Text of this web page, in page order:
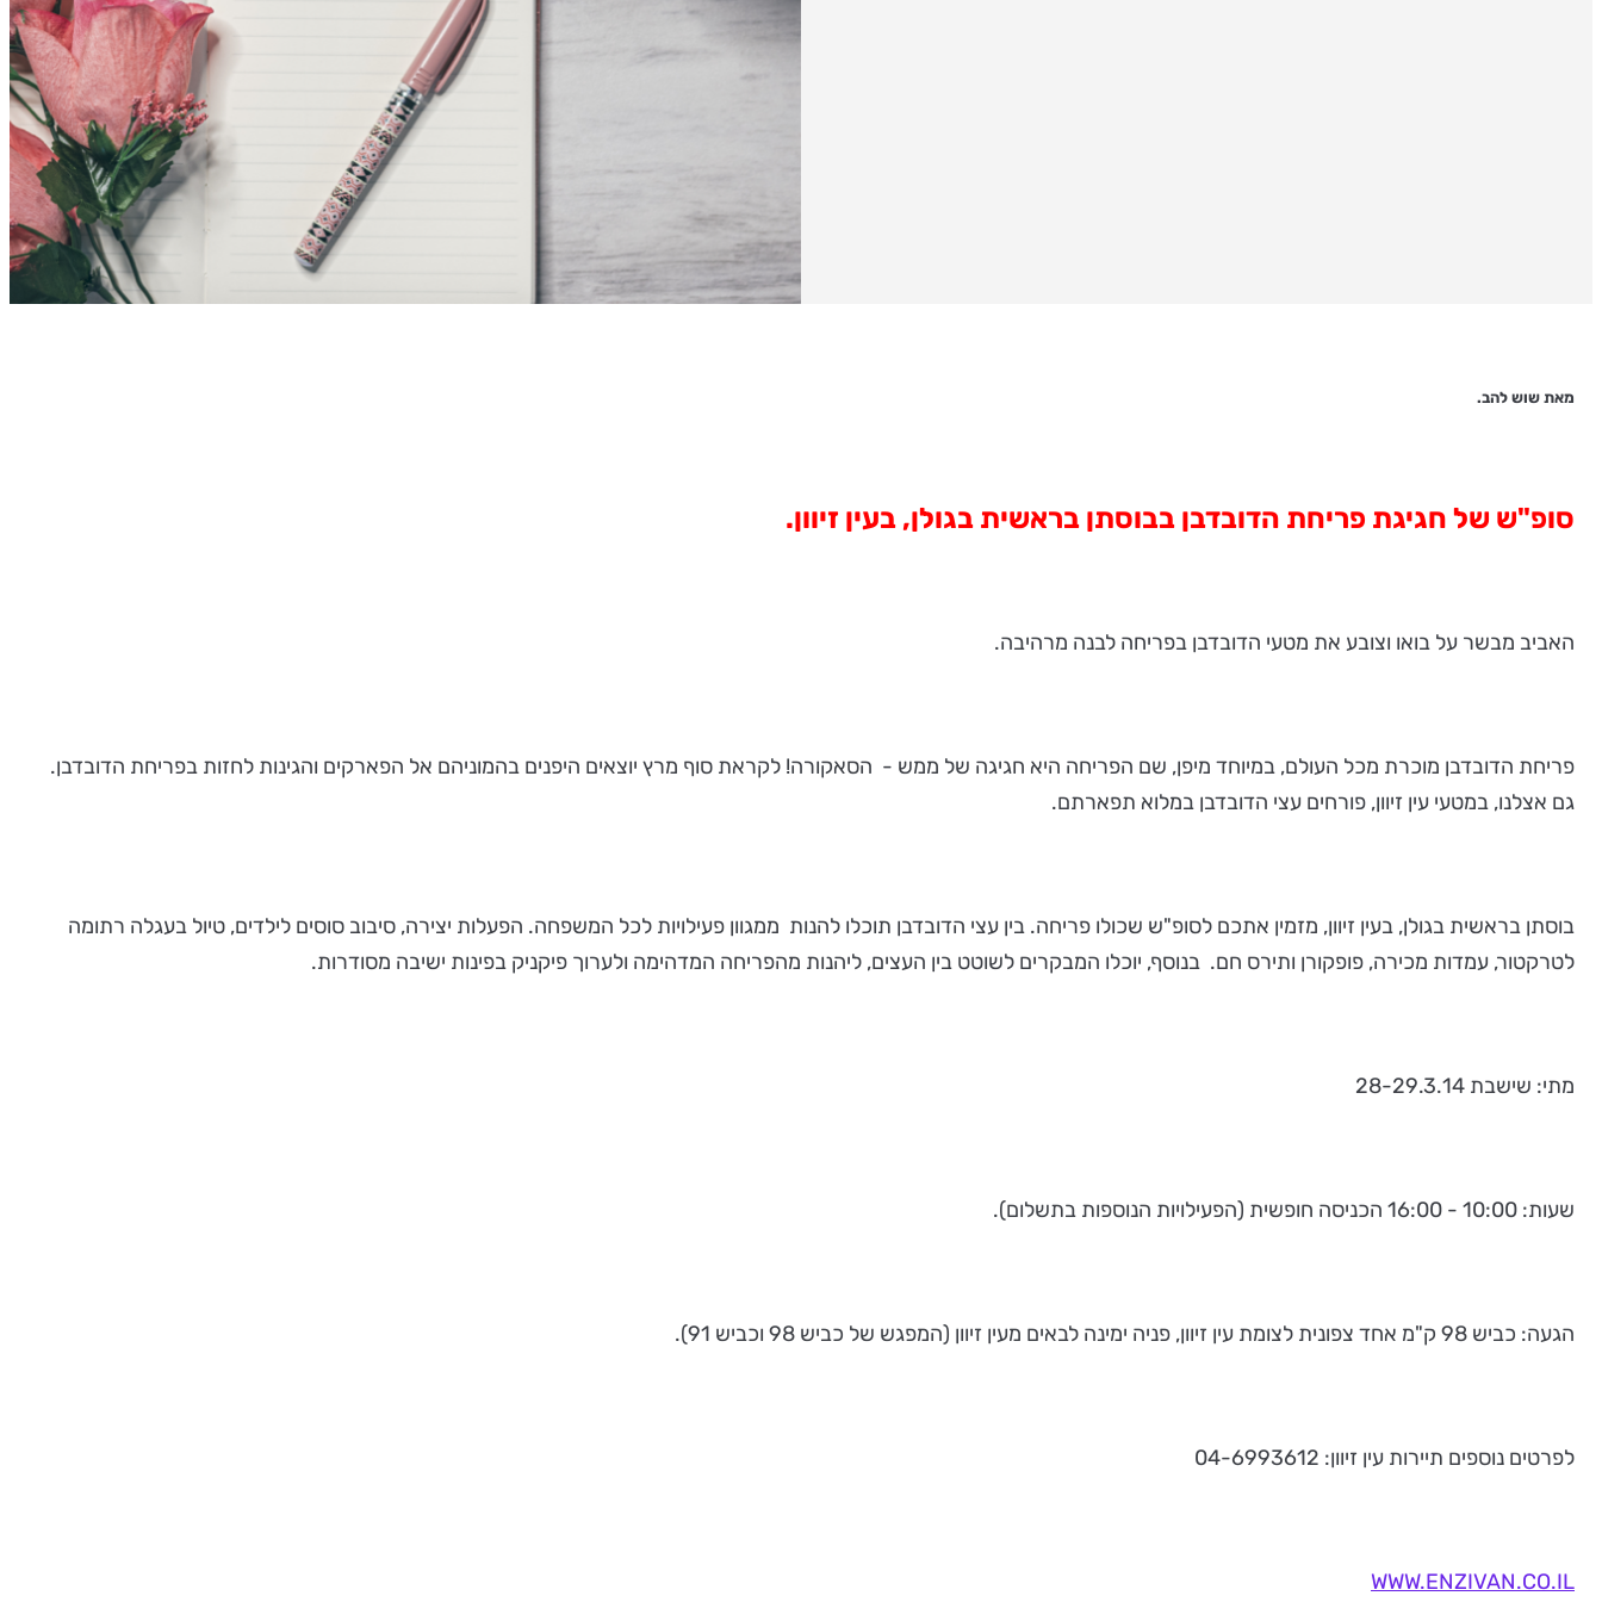
מאת שוש להב.
סופ"ש של חגיגת פריחת הדובדבן בבוסתן בראשית בגולן, בעין זיוון.
האביב מבשר על בואו וצובע את מטעי הדובדבן בפריחה לבנה מרהיבה.
פריחת הדובדבן מוכרת מכל העולם, במיוחד מיפן, שם הפריחה היא חגיגה של ממש - הסאקורה! לקראת סוף מרץ יוצאים היפנים בהמוניהם אל הפארקים והגינות לחזות בפריחת הדובדבן.
גם אצלנו, במטעי עין זיוון, פורחים עצי הדובדבן במלוא תפארתם.
בוסתן בראשית בגולן, בעין זיוון, מזמין אתכם לסופ"ש שכולו פריחה. בין עצי הדובדבן תוכלו להנות ממגוון פעילויות לכל המשפחה. הפעלות יצירה, סיבוב סוסים לילדים, טיול בעגלה רתומה
לטרקטור, עמדות מכירה, פופקורן ותירס חם. בנוסף, יוכלו המבקרים לשוטט בין העצים, ליהנות מהפריחה המדהימה ולערוך פיקניק בפינות ישיבה מסודרות.
מתי: שישבת 28-29.3.14
שעות: 10:00 - 16:00 הכניסה חופשית (הפעילויות הנוספות בתשלום).
הגעה: כביש 98 ק"מ אחד צפונית לצומת עין זיוון, פניה ימינה לבאים מעין זיוון (המפגש של כביש 98 וכביש 91).
לפרטים נוספים תיירות עין זיוון: 04-6993612
WWW.ENZIVAN.CO.IL